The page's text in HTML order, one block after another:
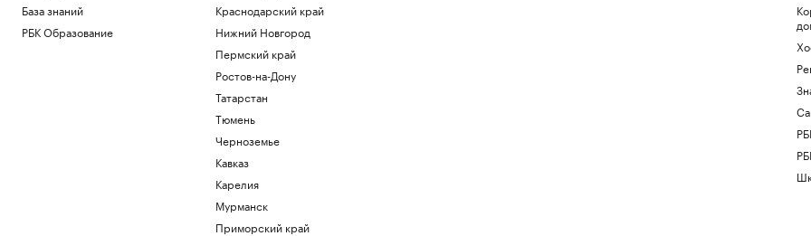
База знаний
РБК Образование
Краснодарский край
Нижний Новгород
Пермский край
Ростов-на-Дону
Татарстан
Тюмень
Черноземье
Кавказ
Карелия
Мурманск
Приморский край